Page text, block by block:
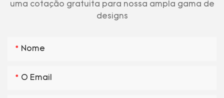
uma cotação gratuita para nossa ampla gama de
designs
Nome
O Email